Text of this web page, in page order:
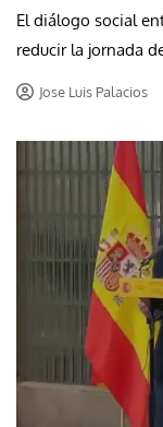
El diálogo social
reducir la jornada
Jose Luis Palacios